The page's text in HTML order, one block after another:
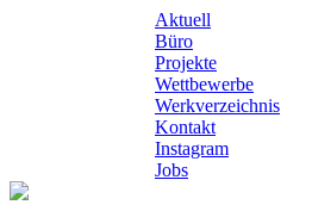
Aktuell
Büro
Projekte
Wettbewerbe
Werkverzeichnis
Kontakt
Instagram
Jobs